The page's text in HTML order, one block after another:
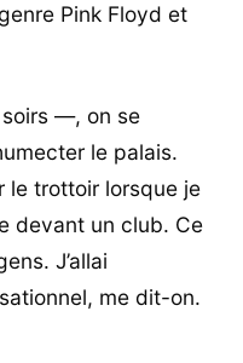
Pink Floyd et
—, on se
le palais.
le trottoir lorsque je
devant un club. Ce
J’allai
me dit-on.